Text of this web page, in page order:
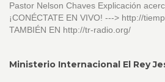
Pastor Nelson Chaves Explicación
¡CONÉCTATE EN VIVO! ---> http://
TAMBIÉN EN http://tr-radio.org/
Ministerio Internacional El Rey